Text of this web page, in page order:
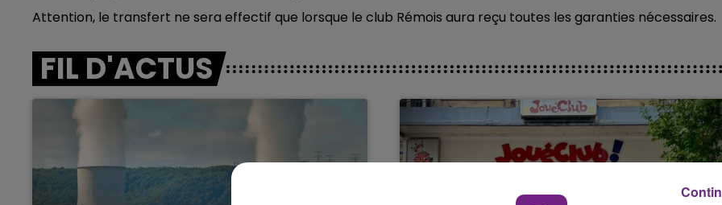
Attention, le transfert ne sera effectif que lorsque le club Rémois aura reçu toutes les garanties nécessaires.
FIL D'ACTUS